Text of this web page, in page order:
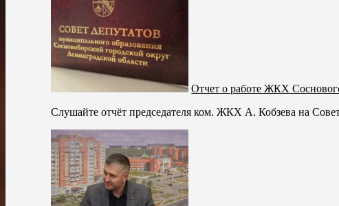
Отчет о работе ЖКХ
Слушайте отчёт председателя ком. ЖКХ А. Кобзева на